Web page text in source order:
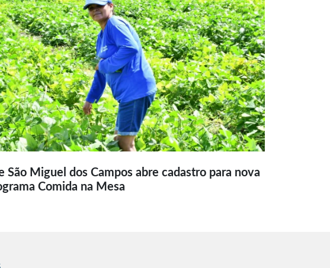
São Miguel dos Campos abre cadastro para nova
Comida na Mesa